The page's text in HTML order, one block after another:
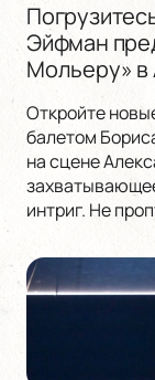
Эйфман
Мольеру» в
Откройте
балетом
на сцене
интриг. Не